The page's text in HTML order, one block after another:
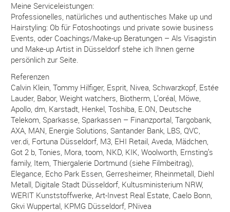
Meine Serviceleistungen:
Professionelles, natürliches und authentisches Make up und
Hairstyling: Ob für Fotoshootings und private sowie business
Events, oder Coachings/Make-up Beratungen – Als Visagistin
und Make-up Artist in Düsseldorf stehe ich Ihnen gerne
persönlich zur Seite.
Referenzen
Calvin Klein, Tommy Hilfiger, Esprit, Nivea, Schwarzkopf, Estée
Lauder, Babor, Weight watchers, Biotherm, L’oréal, Möwe,
Apollo, dm, Karstadt, Henkel, Toshiba, E.ON, Deutsche
Telekom, Sparkasse, Sparkassen – Finanzportal, Targobank,
AXA, MAN, Energie Solutions, Santander Bank, LBS, QVC,
ver.di, Fortuna Düsseldorf, M3, EHI Retail, Aveda, Mädchen,
Got 2 b, Tonies, Mora, toom, NKD, KIK, Woolworth, Ernsting’s
family, Item, Thiergalerie Dortmund (siehe Filmbeitrag),
Elegance, Echo Park Essen, Gerresheimer, Rheinmetall, Diehl
Metall, Digitale Stadt Düsseldorf, Kultusministerium NRW,
WERIT Kunststoffwerke, Art-Invest Real Estate, Caelo Bonn,
Gkvi Wuppertal, KPMG Düsseldorf, PNivea